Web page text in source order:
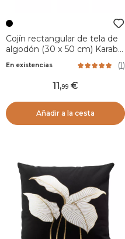
Cojín rectangular de tela de
algodón (30 x 50 cm) Karaba
En existencias (1)
11,99
Añadir a la cesta